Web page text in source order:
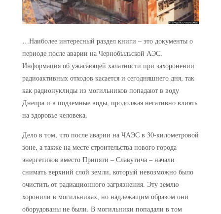
…Наиболее интересный раздел книги – это документы о
периоде после аварии на Чернобыльской АЭС.
Информация об ужасающей халатности при захоронении
радиоактивных отходов касается и сегодняшнего дня, так
как радионуклиды из могильников попадают в воду
Днепра и в подземные воды, продолжая негативно влиять
на здоровье человека.
Дело в том, что после аварии на ЧАЭС в 30-километровой
зоне, а также на месте строительства нового города
энергетиков вместо Припяти – Славутича – начали
снимать верхний слой земли, который невозможно было
очистить от радиационного загрязнения. Эту землю
хоронили в могильниках, но надлежащим образом они
оборудованы не были. В могильники попадали в том